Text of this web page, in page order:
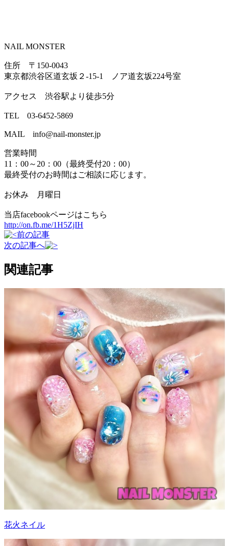
NAIL MONSTER
住所 〒150-0043
東京都渋谷区道玄坂２-15-1 ノア道玄坂224号室
アクセス 渋谷駅より徒歩5分
TEL 03-6452-5869
MAIL info@nail-monster.jp
営業時間
11：00～20：00（最終受付20：00）
最終受付のお時間はご相談に応じます。
お休み 月曜日
当店facebookページはこちら
http://on.fb.me/1H5ZjIH
前の記事
次の記事へ
関連記事
花火ネイル